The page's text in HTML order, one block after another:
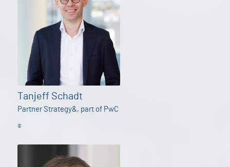
Tanjeff Schadt
Partner Strategy&, part of PwC
©